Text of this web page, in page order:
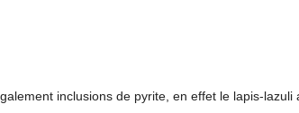
inclusions de pyrite, en effet le lapis-lazuli